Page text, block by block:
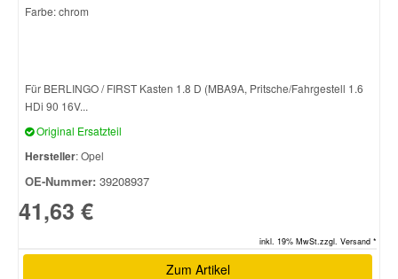
Farbe: chrom
Für BERLINGO / FIRST Kasten 1.8 D (MBA9A, Pritsche/Fahrgestell 1.6
HDi 90 16V...
Original Ersatzteil
Hersteller: Opel
OE-Nummer: 39208937
41,63 €
inkl. 19% MwSt.zzgl. Versand *
Zum Artikel